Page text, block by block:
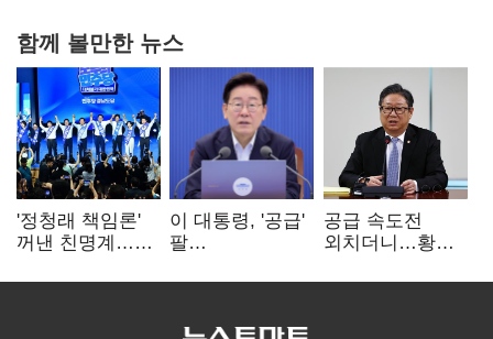
함께 볼만한 뉴스
'정청래 책임론'
꺼낸 친명계…
추가투표 때리기
이 대통령, '공급'
팔
여 내부선
망언'(종합)
공급 속도전
외치더니…황희,
리모델링' 제안